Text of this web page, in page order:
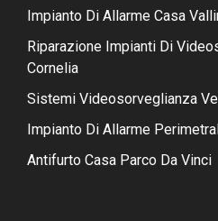
Impianto Di Allarme Casa
Riparazione Impianti Di
Cornelia
Sistemi Videosorveglianza
Impianto Di Allarme
Antifurto Casa Parco Da Vinci